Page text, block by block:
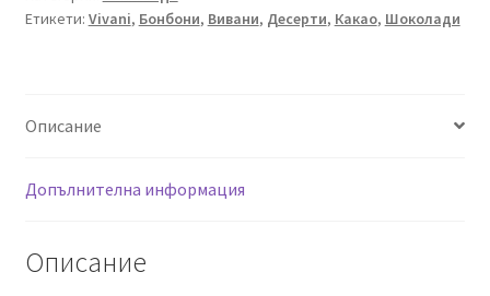
Нуга
g
Етикети: Vivani, Бонбони, Вивани, Десерти, Какао, Шоколади
Описание
Допълнителна информация
Описание